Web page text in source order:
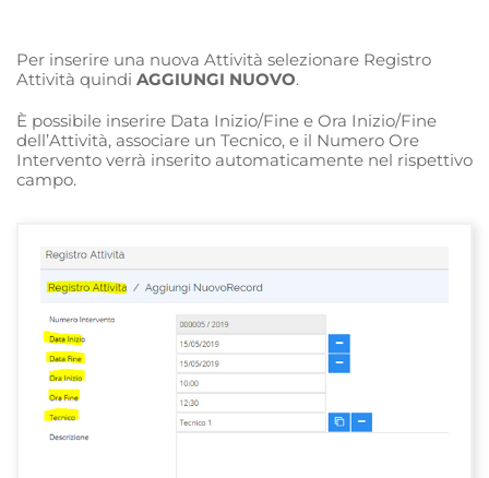
Per inserire una nuova Attività selezionare Registro
Attività quindi AGGIUNGI NUOVO.
È possibile inserire Data Inizio/Fine e Ora Inizio/Fine
dell’Attività, associare un Tecnico, e il Numero Ore
Intervento verrà inserito automaticamente nel rispettivo
campo.